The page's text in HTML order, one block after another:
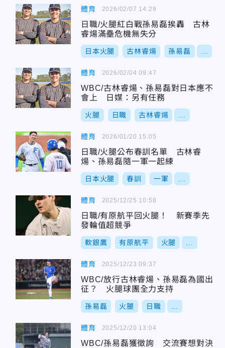
體育
日職/火腿紅白戰孫易磊挨轟 古林
睿煬滿壘危機無失分
日本火腿 古林睿煬 孫易磊
2026/02/07 14:29
體育
WBC/古林睿煬、孫易磊對日本應不
會上 日媒：另有任務
火腿 日職 古林睿煬
2026/02/04 09:47
體育
日職/火腿公布春訓名單 古林睿
煬、孫易磊隨一軍一起練
日本火腿 春訓 一軍
2026/01/20 15:05
體育
日職/有原航平回火腿！ 新賽季先
發輪值超競爭
軟銀鷹 有原航平 火腿
2025/12/25 10:58
體育
WBC/放行古林睿煬、孫易磊為國出
征？ 火腿球團全力支持
孫易磊 火腿 日職
2025/12/23 09:37
體育
WBC/孫易磊獲徵詢 交流賽想對決
2025/12/20 13:04